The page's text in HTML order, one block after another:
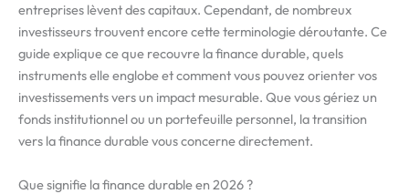
entreprises lèvent des capitaux. Cependant, de nombreux
investisseurs trouvent encore cette terminologie déroutante. Ce
guide explique ce que recouvre la finance durable, quels
instruments elle englobe et comment vous pouvez orienter vos
investissements vers un impact mesurable. Que vous gériez un
fonds institutionnel ou un portefeuille personnel, la transition
vers la finance durable vous concerne directement.
Que signifie la finance durable en 2026 ?